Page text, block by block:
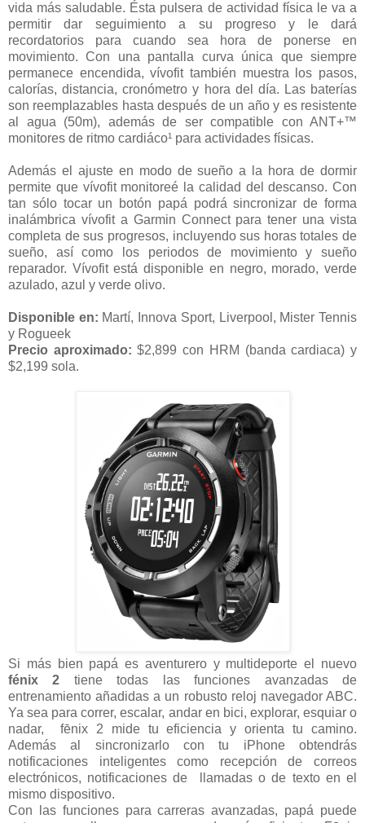
vida más saludable. Ésta pulsera de actividad física le va a
permitir dar seguimiento a su progreso y le dará
recordatorios para cuando sea hora de ponerse en
movimiento. Con una pantalla curva única que siempre
permanece encendida, vívofit también muestra los pasos,
calorías, distancia, cronómetro y hora del día. Las baterías
son reemplazables hasta después de un año y es resistente
al agua (50m), además de ser compatible con ANT+™
monitores de ritmo cardiáco¹ para actividades físicas.
Además el ajuste en modo de sueño a la hora de dormir
permite que vívofit monitoreé la calidad del descanso. Con
tan sólo tocar un botón papá podrá sincronizar de forma
inalámbrica vívofit a Garmin Connect para tener una vista
completa de sus progresos, incluyendo sus horas totales de
sueño, así como los periodos de movimiento y sueño
reparador. Vívofit está disponible en negro, morado, verde
azulado, azul y verde olivo.
Disponible en: Martí, Innova Sport, Liverpool, Mister Tennis
y Rogueek
Precio aproximado: $2,899 con HRM (banda cardiaca) y
$2,199 sola.
Si más bien papá es aventurero y multideporte el nuevo
fénix 2 tiene todas las funciones avanzadas de
entrenamiento añadidas a un robusto reloj navegador ABC.
Ya sea para correr, escalar, andar en bici, explorar, esquiar o
nadar, fēnix 2 mide tu eficiencia y orienta tu camino.
Además al sincronizarlo con tu iPhone obtendrás
notificaciones inteligentes como recepción de correos
electrónicos, notificaciones de llamadas o de texto en el
mismo dispositivo.
Con las funciones para carreras avanzadas, papá puede